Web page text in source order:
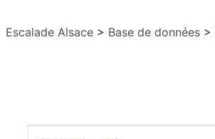
Escalade Alsace > Base de données >